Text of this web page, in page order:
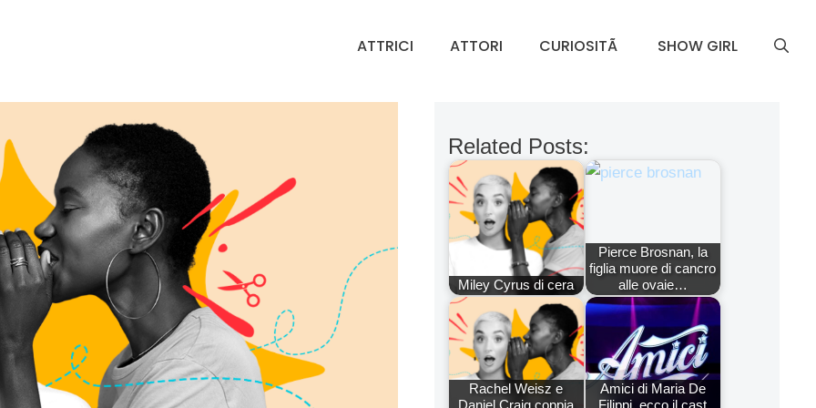
ATTRICI ATTORI CURIOSITÃ SHOW GIRL
Related Posts:
Miley Cyrus di cera
Pierce Brosnan, la
figlia muore di cancro
alle ovaie…
Rachel Weisz e
Amici di Maria De